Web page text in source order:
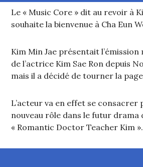
Le « Music Core » dit au revoir à
souhaite la bienvenue à Cha Eun
Kim Min Jae présentait l’émission
de l’actrice Kim Sae Ron depuis
mais il a décidé de tourner la
L’acteur va en effet se consacrer
nouveau rôle dans le futur drama
« Romantic Doctor Teacher Kim ».